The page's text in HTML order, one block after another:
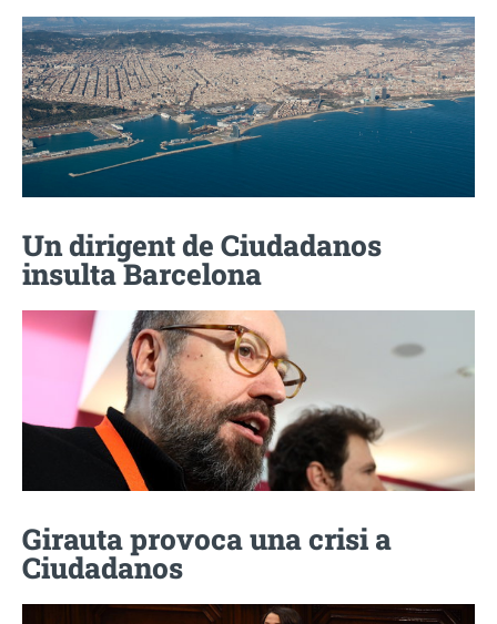
Un dirigent de Ciudadanos
insulta Barcelona
Girauta provoca una crisi a
Ciudadanos